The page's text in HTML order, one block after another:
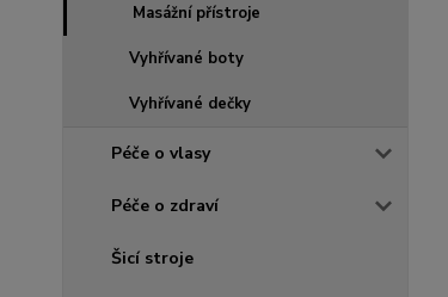
Masážní přístroje
Vyhřívané boty
Vyhřívané dečky
Péče o vlasy
Péče o zdraví
Šicí stroje